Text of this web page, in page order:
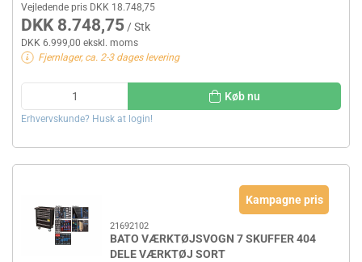
Vejledende pris DKK 18.748,75
DKK 8.748,75 / Stk
DKK 6.999,00 ekskl. moms
Fjernlager, ca. 2-3 dages levering
Køb nu
Erhvervskunde? Husk at login!
Kampagne pris
21692102
BATO VÆRKTØJSVOGN 7 SKUFFER 404
DELE VÆRKTØJ SORT